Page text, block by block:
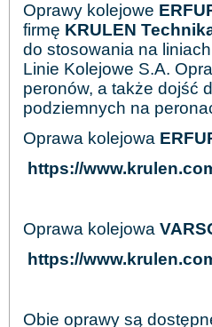
Oprawy kolejowe
firmę KRULEN
do stosowania na
Linie Kolejowe S.A.
peronów, a także dojść
podziemnych na
Oprawa kolejowa
https://
Oprawa kolejowa
https://
Obie oprawy są